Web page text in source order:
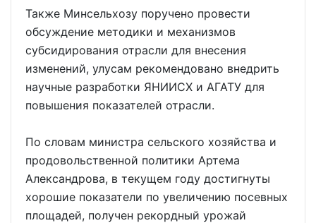
Также Минсельхозу поручено провести
обсуждение методики и механизмов
субсидирования отрасли для внесения
изменений, улусам рекомендовано внедрить
научные разработки ЯНИИСХ и АГАТУ для
повышения показателей отрасли.
По словам министра сельского хозяйства и
продовольственной политики Артема
Александрова, в текущем году достигнуты
хорошие показатели по увеличению посевных
площадей, получен рекордный урожай